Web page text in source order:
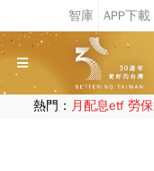
熱門： 月配息etf 勞